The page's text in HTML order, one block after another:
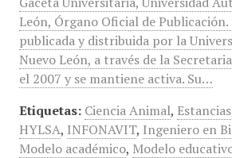
León, Órgano Oficial de Publicación.
publicada y distribuida por la
Nuevo León, a través de la
el 2007 y se mantiene activa. Su…
Etiquetas: Ciencia Animal,
HYLSA, INFONAVIT, Ingeniero en
Modelo académico, Modelo